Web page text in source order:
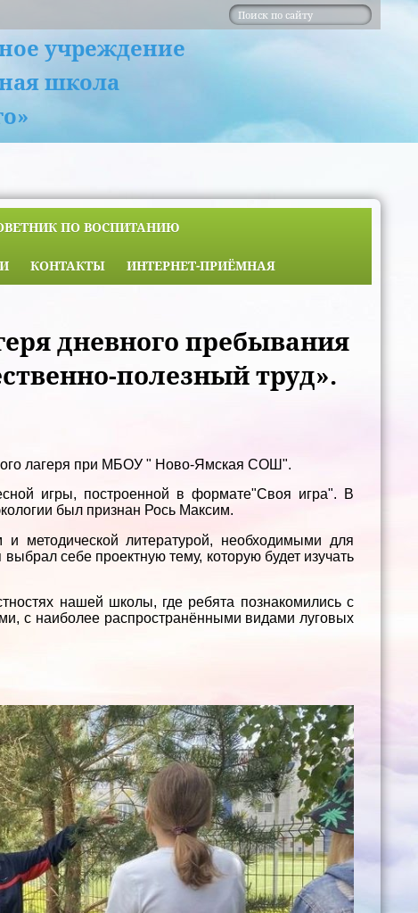
учреждение
школа
ПО ВОСПИТАНИЮ
КОНТАКТЫ ИНТЕРНЕТ-ПРИЁМНАЯ
дневного пребывания
полезный труд».
лагеря при МБОУ " Ново-Ямская СОШ".
игры, построенной в формате"Своя игра". В
был признан Рось Максим.
методической литературой, необходимыми для
себе проектную тему, которую будет изучать
нашей школы, где ребята познакомились с
с наиболее распространёнными видами луговых